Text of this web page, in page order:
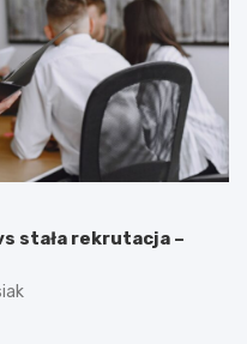
stała rekrutacja –